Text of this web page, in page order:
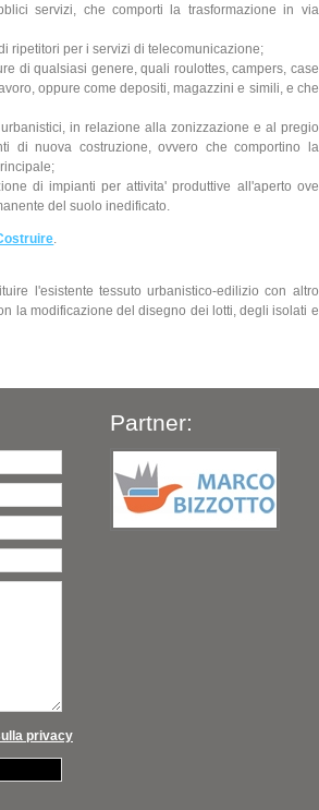
servizi, che comporti la trasformazione in via
ripetitori per i servizi di telecomunicazione;
di qualsiasi genere, quali roulottes, campers, case
oppure come depositi, magazzini e simili, e che
in relazione alla zonizzazione e al pregio
di nuova costruzione, ovvero che comportino la
di impianti per attivita' produttive all'aperto ove
del suolo inedificato.
.
l'esistente tessuto urbanistico-edilizio con altro
la modificazione del disegno dei lotti, degli isolati e
privacy
Partner: